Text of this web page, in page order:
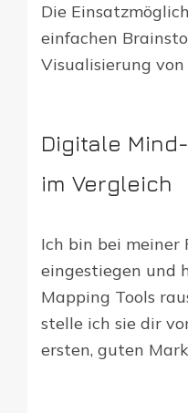
Die
einfachen
Visualisierung
Digitale
im Vergleich
Ich bin bei meiner
eingestiegen und
Mapping Tools
stelle ich sie dir
ersten, guten